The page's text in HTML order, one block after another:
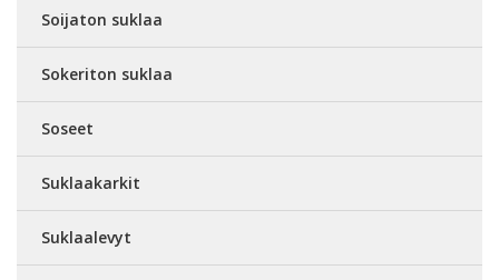
Soijaton suklaa
Sokeriton suklaa
Soseet
Suklaakarkit
Suklaalevyt